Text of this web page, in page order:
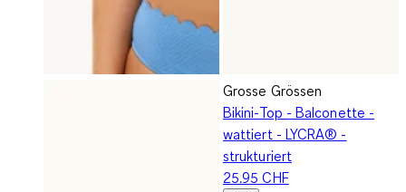
Grosse Grössen
Bikini-Top - Balconette -
wattiert - LYCRA® -
strukturiert
25.95 CHF